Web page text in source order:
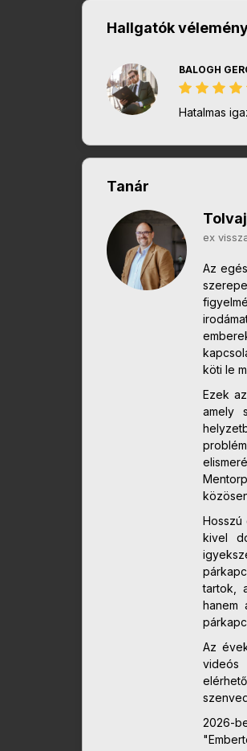
Hallgatók
BALOGH
Hatalmas
Tanár
ex
Az
köti le
Ezek
amely
Hosszú
kivel
tartok,
hanem
Az
videós
2026-